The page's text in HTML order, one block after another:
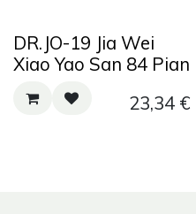
DR.JO-19 Jia Wei
Xiao Yao San 84 Pian
23,34€